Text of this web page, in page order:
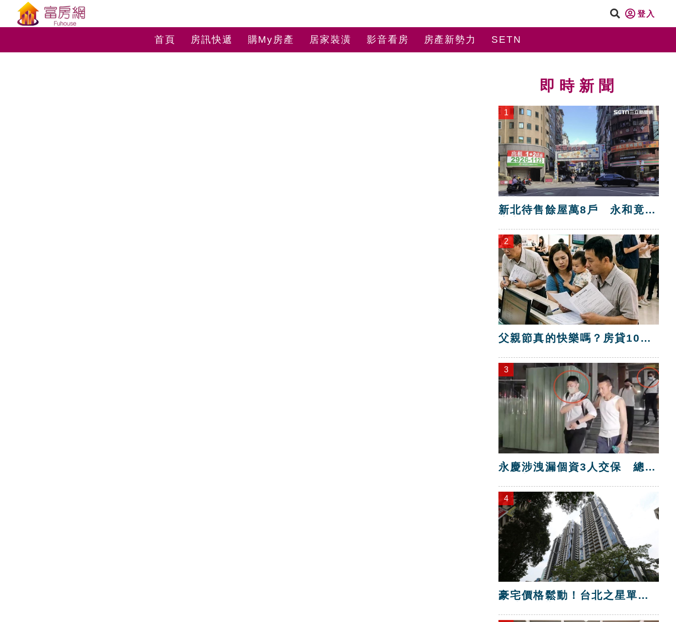
登入
首頁 房訊快遞 購My房產 居家裝潢 影音看房 房產新勢力 SETN
即時新聞
1
新北待售餘屋萬8戶 永和竟只
2
父親節真的快樂嗎？房貸10年
3
永慶涉洩漏個資3人交保 總部
4
豪宅價格鬆動！台北之星單坪